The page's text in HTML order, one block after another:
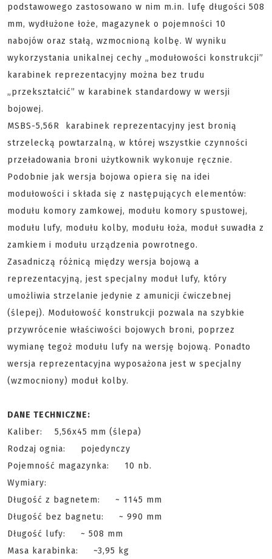
podstawowego zastosowano w nim m.in. lufę długości 508
mm, wydłużone łoże, magazynek o pojemności 10
nabojów oraz stałą, wzmocnioną kolbę. W wyniku
wykorzystania unikalnej cechy „modułowości konstrukcji”
karabinek reprezentacyjny można bez trudu
„przekształcić” w karabinek standardowy w wersji
bojowej.
MSBS-5,56R karabinek reprezentacyjny jest bronią
strzelecką powtarzalną, w której wszystkie czynności
przeładowania broni użytkownik wykonuje ręcznie.
Podobnie jak wersja bojowa opiera się na idei
modułowości i składa się z następujących elementów:
modułu komory zamkowej, modułu komory spustowej,
modułu lufy, modułu kolby, modułu łoża, moduł suwadła z
zamkiem i modułu urządzenia powrotnego.
Zasadniczą różnicą między wersja bojową a
reprezentacyjną, jest specjalny moduł lufy, który
umożliwia strzelanie jedynie z amunicji ćwiczebnej
(ślepej). Modułowość konstrukcji pozwala na szybkie
przywrócenie właściwości bojowych broni, poprzez
wymianę tegoż modułu lufy na wersję bojową. Ponadto
wersja reprezentacyjna wyposażona jest w specjalny
(wzmocniony) moduł kolby.
DANE TECHNICZNE:
Kaliber: 5,56x45 mm (ślepa)
Rodzaj ognia: pojedynczy
Pojemność magazynka: 10 nb.
Wymiary:
Długość z bagnetem: ~ 1145 mm
Długość bez bagnetu: ~ 990 mm
Długość lufy: ~ 508 mm
Masa karabinka: ~3,95 kg